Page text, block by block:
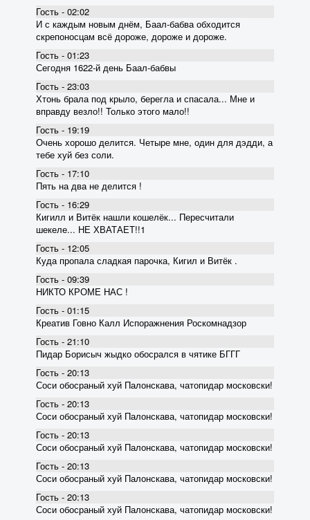
Гость - 02:02
И с каждым новым днём, Баал-бабва обходится
скрепоносцам всё дороже, дороже и дороже.
Гость - 01:23
Сегодня 1622-й день Баал-бабвы
Гость - 23:03
Хтонь брала под крыло, берегла и спасала... Мне и
вправду везло!! Только этого мало!!
Гость - 19:19
Очень хорошо делится. Четыре мне, один для дэдди, а
тебе хуй без соли.
Гость - 17:10
Пять на два не делится !
Гость - 16:29
Кигилл и Витёк нашли кошелёк... Пересчитали
шекеле... НЕ ХВАТАЕТ!!1
Гость - 12:05
Куда пропала сладкая парочка, Кигил и Витёк .
Гость - 09:39
НИКТО КРОМЕ НАС !
Гость - 01:15
Креатив Говно Калл Испоражнения Роскомнадзор
Гость - 21:10
Пидар Борисыч жыдко обосрался в чятике БГГГ
Гость - 20:13
Соси обосраный хуй Палонскава, чатопидар московски!
Гость - 20:13
Соси обосраный хуй Палонскава, чатопидар московски!
Гость - 20:13
Соси обосраный хуй Палонскава, чатопидар московски!
Гость - 20:13
Соси обосраный хуй Палонскава, чатопидар московски!
Гость - 20:13
Соси обосраный хуй Палонскава, чатопидар московски!